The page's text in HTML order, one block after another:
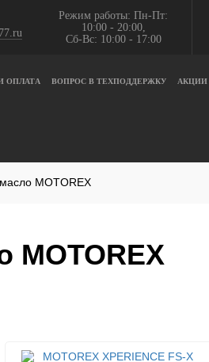
Режим работы: Пн-Пт:
10:00 - 20:00,
Сб-Вс: 10:00 - 17:00
ОПЛАТА ВОПРОС В ТЕХПОДДЕРЖКУ АКЦИИ
MOTOREX
MOTOREX